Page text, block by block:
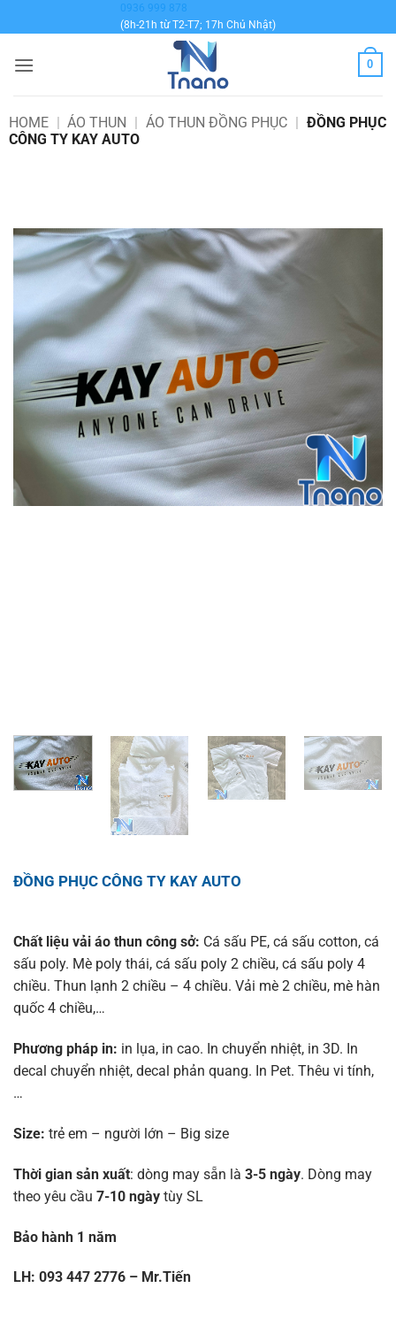
qua
dung
0936 999 878
(8h-21h từ T2-T7; 17h Chủ Nhật)
0
HOME | ÁO THUN | ÁO THUN ĐỒNG PHỤC | ĐỒNG PHỤC
CÔNG TY KAY AUTO
ĐỒNG PHỤC CÔNG TY KAY AUTO
Chất liệu vải áo thun công sở: Cá sấu PE, cá sấu cotton, cá
sấu poly. Mè poly thái, cá sấu poly 2 chiều, cá sấu poly 4
chiều. Thun lạnh 2 chiều – 4 chiều. Vải mè 2 chiều, mè hàn
quốc 4 chiều,…
Phương pháp in: in lụa, in cao. In chuyển nhiệt, in 3D. In
decal chuyển nhiệt, decal phản quang. In Pet. Thêu vi tính,
…
Size: trẻ em – người lớn – Big size
Thời gian sản xuất: dòng may sẵn là 3-5 ngày. Dòng may
theo yêu cầu 7-10 ngàytùy SL
Bảo hành 1 năm
LH: 093 447 2776 – Mr.Tiến